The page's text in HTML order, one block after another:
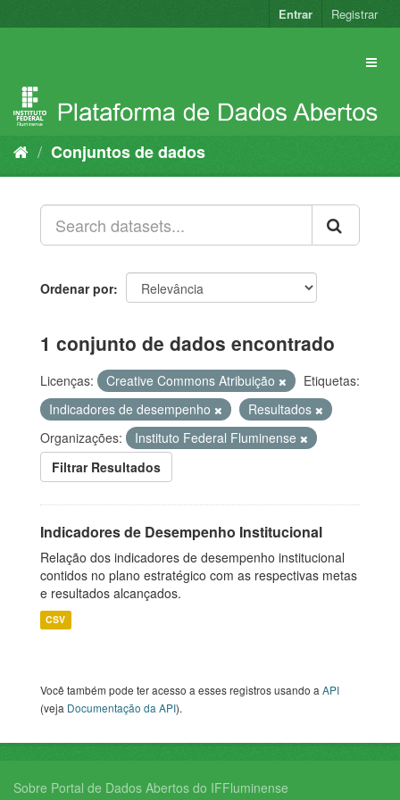
para
Entrar Registrar
Conjuntos de dados
Ordenar por
1 conjunto de dados encontrado
Licenças: Creative Commons Atribuição
Etiquetas:
Indicadores de desempenho
Resultados
Organizações:
Instituto Federal Fluminense
Filtrar Resultados
Indicadores de Desempenho Institucional
Relação dos indicadores de desempenho institucional
contidos no plano estratégico com as respectivas metas
e resultados alcançados.
CSV
Você também pode ter acesso a esses registros usando aAPI
(veja Documentação da API).
Sobre Portal de Dados Abertos do IFFluminense